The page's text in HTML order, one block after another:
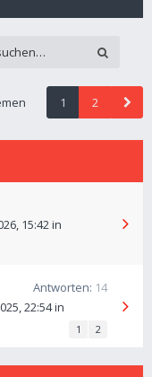
1 2
15:42in
Antworten: 14
22:54in
1 2